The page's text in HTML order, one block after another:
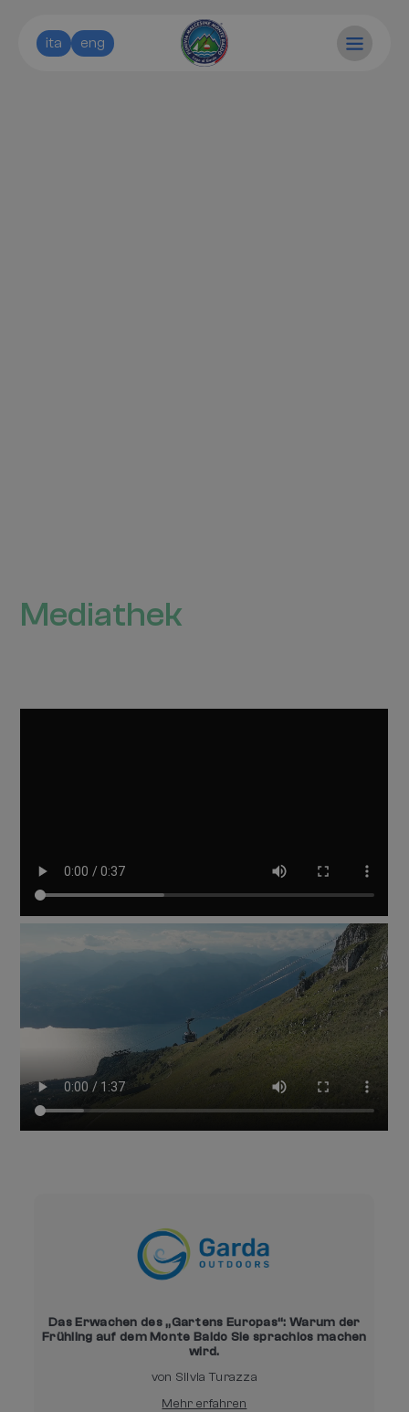
ita eng
Mediathek
Das Erwachen des „Gartens Europas“: Warum der
Frühling auf dem Monte Baldo Sie sprachlos machen
wird.
von Silvia Turazza
Mehr erfahren